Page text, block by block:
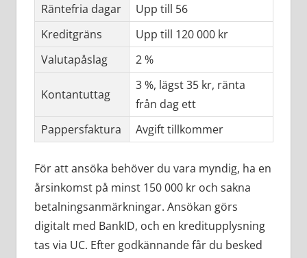
Räntefria dagar
Upp till 56
Kreditgräns
Upp till 120 000 kr
Valutapåslag
2 %
Kontantuttag
3 %, lägst 35 kr, ränta
från dag ett
Pappersfaktura
Avgift tillkommer
För att ansöka behöver du vara myndig, ha en
årsinkomst på minst 150 000 kr och sakna
betalningsanmärkningar. Ansökan görs
digitalt med BankID, och en kreditupplysning
tas via UC. Efter godkännande får du besked